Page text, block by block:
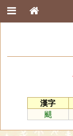
漢字
颶